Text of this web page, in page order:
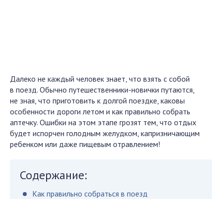
Далеко не каждый человек знает, что взять с собой
в поезд. Обычно путешественники-новички путаются,
не зная, что приготовить к долгой поездке, каковы
особенности дороги летом и как правильно собрать
аптечку. Ошибки на этом этапе грозят тем, что отдых
будет испорчен голодным желудком, капризничающим
ребенком или даже пищевым отравлением!
Содержание:
Как правильно собраться в поезд